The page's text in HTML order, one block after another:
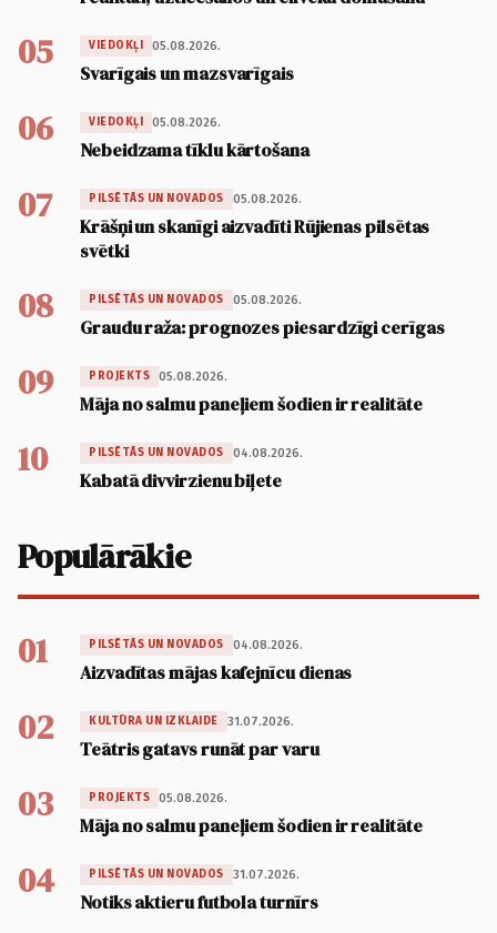
05 VIEDOKĻI 05.08.2026.
Svarīgais un mazsvarīgais
06 VIEDOKĻI 05.08.2026.
Nebeidzama tīklu kārtošana
07 PILSĒTĀS UN NOVADOS 05.08.2026.
Krāšņi un skanīgi aizvadīti Rūjienas pilsētas
svētki
08 PILSĒTĀS UN NOVADOS 05.08.2026.
Graudu raža: prognozes piesardzīgi cerīgas
09 PROJEKTS 05.08.2026.
Māja no salmu paneļiem šodien ir realitāte
10 PILSĒTĀS UN NOVADOS 04.08.2026.
Kabatā divvirzienu biļete
Populārākie
01 PILSĒTĀS UN NOVADOS 04.08.2026.
Aizvadītas mājas kafejnīcu dienas
02 KULTŪRA UN IZKLAIDE 31.07.2026.
Teātris gatavs runāt par varu
03 PROJEKTS 05.08.2026.
Māja no salmu paneļiem šodien ir realitāte
04 PILSĒTĀS UN NOVADOS 31.07.2026.
Notiks aktieru futbola turnīrs